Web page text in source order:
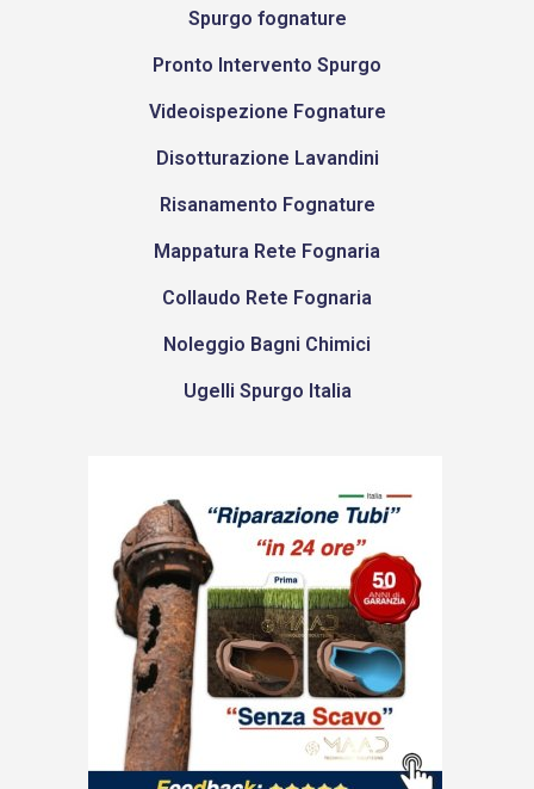
Spurgo fognature
Pronto Intervento Spurgo
Videoispezione Fognature
Disotturazione Lavandini
Risanamento Fognature
Mappatura Rete Fognaria
Collaudo Rete Fognaria
Noleggio Bagni Chimici
Ugelli Spurgo Italia